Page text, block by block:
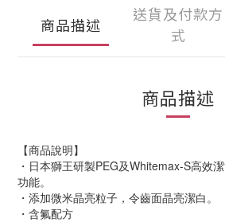
商品描述
送貨及付款方
式
商品描述
【商品說明】
・日本獅王研製PEG及Whitemax-S高效
功能。
・添加微米晶亮粒子，令齒面晶亮潔白。
・含氟配方